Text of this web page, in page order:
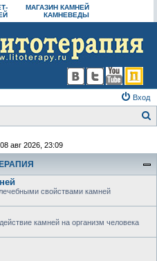
МАГАЗИН КАМНЕЙ
КАМНЕВЕДЫ
Вход
авг 2026, 23:09
свойствами камней
камней на организм человека